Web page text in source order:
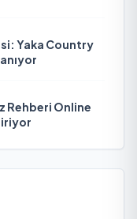
Yaka Country
Rehberi Online